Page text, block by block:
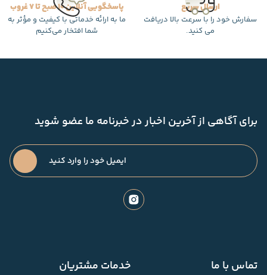
ارسال سریع
سفارش خود را با سرعت بالا دریافت
می کنید.
پاسخگویی آنلاین 10 صبح تا 7 غروب
ما به ارائه خدماتی با کیفیت و مؤثر به
شما افتخار می‌کنیم
برای آگاهی از آخرین اخبار در خبرنامه ما عضو شوید
تماس با ما خدمات مشتریان